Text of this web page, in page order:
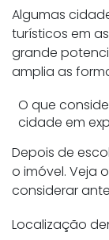
Algumas
turísticos em
grande
amplia as
O que
cidade em
Depois de
o imóvel. Veja
considerar
Localização